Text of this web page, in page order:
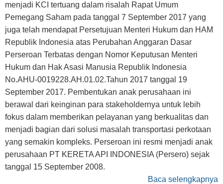
menjadi KCI tertuang dalam risalah Rapat Umum
Pemegang Saham pada tanggal 7 September 2017 yang
juga telah mendapat Persetujuan Menteri Hukum dan HAM
Republik Indonesia atas Perubahan Anggaran Dasar
Perseroan Terbatas dengan Nomor Keputusan Menteri
Hukum dan Hak Asasi Manusia Republik Indonesia
No.AHU-0019228.AH.01.02.Tahun 2017 tanggal 19
September 2017. Pembentukan anak perusahaan ini
berawal dari keinginan para stakeholdernya untuk lebih
fokus dalam memberikan pelayanan yang berkualitas dan
menjadi bagian dari solusi masalah transportasi perkotaan
yang semakin kompleks. Perseroan ini resmi menjadi anak
perusahaan PT KERETA API INDONESIA (Persero) sejak
tanggal 15 September 2008.
Baca selengkapnya